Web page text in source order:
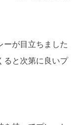
ーが目立ちました
ると次第に良いプ